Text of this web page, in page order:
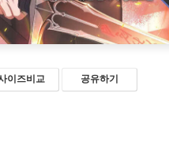
이즈비교 공유하기